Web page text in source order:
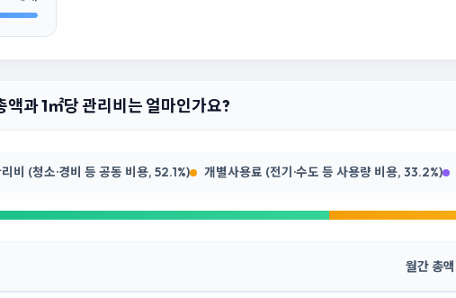
과 1㎡당 관리비는 얼마인가요?
비 (청소·경비 등 공동 비용, 52.1%) 개별사용료 (전기·수도 등 사용량 비용, 33.2%)
월간 총액